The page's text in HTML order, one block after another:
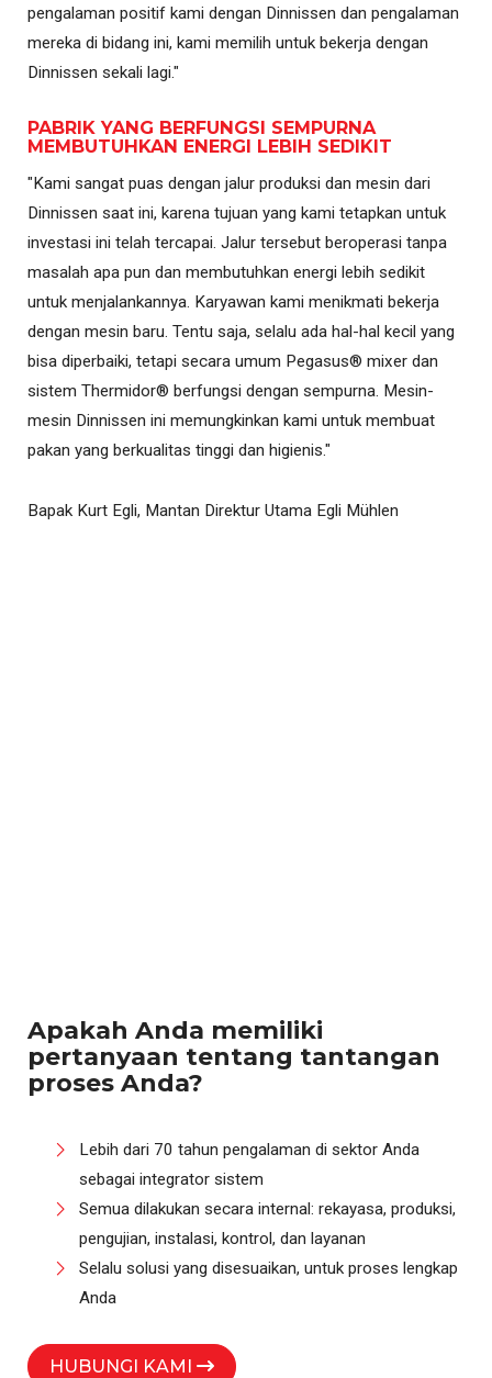
pengalaman positif kami dengan Dinnissen dan pengalaman
mereka di bidang ini, kami memilih untuk bekerja dengan
Dinnissen sekali lagi."
PABRIK YANG BERFUNGSI SEMPURNA
MEMBUTUHKAN ENERGI LEBIH SEDIKIT
"Kami sangat puas dengan jalur produksi dan mesin dari
Dinnissen saat ini, karena tujuan yang kami tetapkan untuk
investasi ini telah tercapai. Jalur tersebut beroperasi tanpa
masalah apa pun dan membutuhkan energi lebih sedikit
untuk menjalankannya. Karyawan kami menikmati bekerja
dengan mesin baru. Tentu saja, selalu ada hal-hal kecil yang
bisa diperbaiki, tetapi secara umum Pegasus® mixer dan
sistem Thermidor® berfungsi dengan sempurna. Mesin-
mesin Dinnissen ini memungkinkan kami untuk membuat
pakan yang berkualitas tinggi dan higienis."
Bapak Kurt Egli, Mantan Direktur Utama Egli Mühlen
Apakah Anda memiliki
pertanyaan tentang tantangan
proses Anda?
Lebih dari 70 tahun pengalaman di sektor Anda
sebagai integrator sistem
Semua dilakukan secara internal: rekayasa, produksi,
pengujian, instalasi, kontrol, dan layanan
Selalu solusi yang disesuaikan, untuk proses lengkap
Anda
HUBUNGI KAMI